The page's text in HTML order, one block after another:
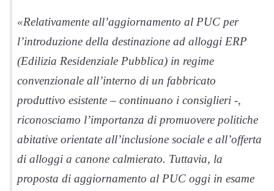
«Relativamente all’aggiornamento al PUC per
l’introduzione della destinazione ad alloggi ERP
(Edilizia Residenziale Pubblica) in regime
convenzionale all’interno di un fabbricato
produttivo esistente – continuano i consiglieri -,
riconosciamo l’importanza di promuovere politiche
abitative orientate all’inclusione sociale e all’offerta
di alloggi a canone calmierato. Tuttavia, la
proposta di aggiornamento al PUC oggi in esame